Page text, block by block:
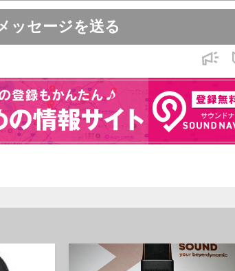
ッセージを送る